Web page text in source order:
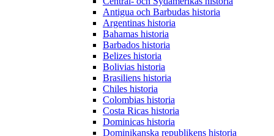
Antigua och Barbudas historia
Argentinas historia
Bahamas historia
Barbados historia
Belizes historia
Bolivias historia
Brasiliens historia
Chiles historia
Colombias historia
Costa Ricas historia
Dominicas historia
Dominikanska republikens historia